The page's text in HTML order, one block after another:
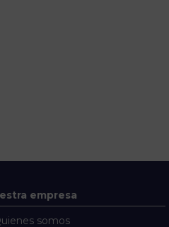
empresa
somos